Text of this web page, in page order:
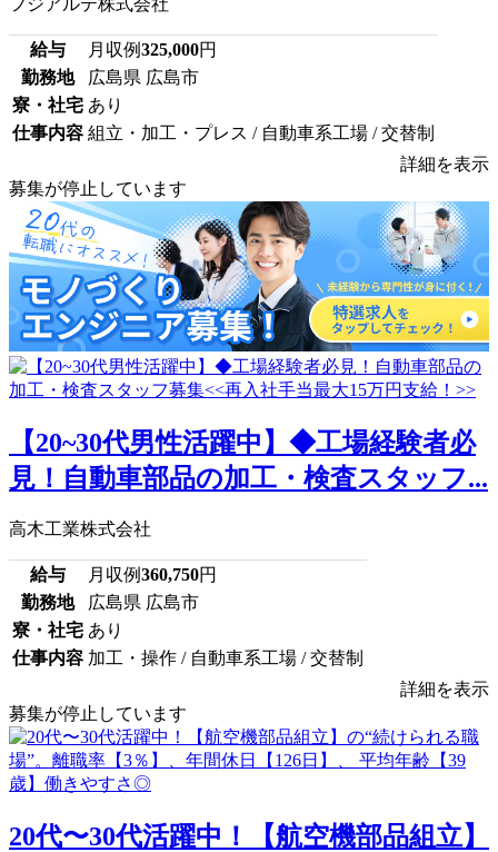
フジアルテ株式会社
給与 月収例325,000円
勤務地
広島県 広島市
寮・社宅 あり
仕事内容 組立・加工・プレス / 自動車系工場 / 交替制
詳細を表示
募集が停止しています
【20~30代男性活躍中】◆工場経験者必
見！自動車部品の加工・検査スタッフ...
高木工業株式会社
給与 月収例360,750円
勤務地
広島県 広島市
寮・社宅 あり
仕事内容 加工・操作 / 自動車系工場 / 交替制
詳細を表示
募集が停止しています
20代〜30代活躍中！【航空機部品組立】